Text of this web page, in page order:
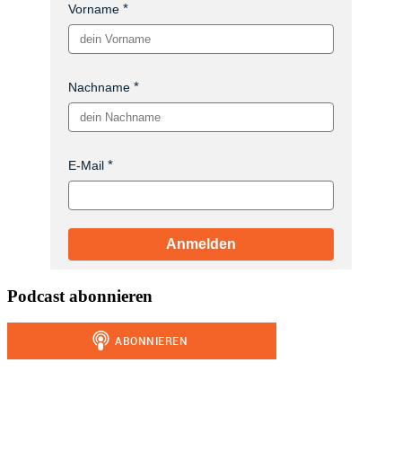
Vorname
Nachname
E-Mail
Anmelden
Podcast abonnieren